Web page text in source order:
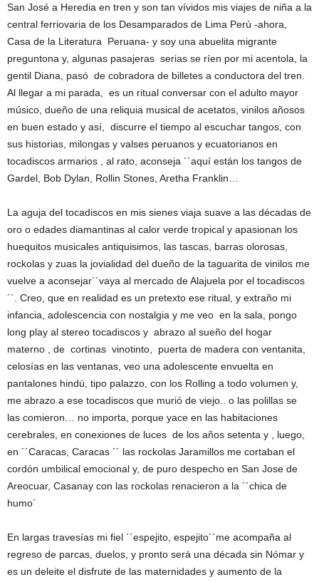
San José a Heredia en tren y son tan vívidos mis viajes de niña a la
central ferriovaria de los Desamparados de Lima Perú -ahora,
Casa de la Literatura Peruana- y soy una abuelita migrante
preguntona y, algunas pasajeras serias se ríen por mi acentola, la
gentil Diana, pasó de cobradora de billetes a conductora del tren.
Al llegar a mi parada, es un ritual conversar con el adulto mayor
músico, dueño de una reliquia musical de acetatos, vinilos añosos
en buen estado y así, discurre el tiempo al escuchar tangos, con
sus historias, milongas y valses peruanos y ecuatorianos en
tocadiscos armarios , al rato, aconseja ´´aquí están los tangos de
Gardel, Bob Dylan, Rollin Stones, Aretha Franklin…
La aguja del tocadiscos en mis sienes viaja suave a las décadas de
oro o edades diamantinas al calor verde tropical y apasionan los
huequitos musicales antiquisimos, las tascas, barras olorosas,
rockolas y zuas la jovialidad del dueño de la taguarita de vinilos me
vuelve a aconsejar´´vaya al mercado de Alajuela por el tocadiscos
´´. Creo, que en realidad es un pretexto ese ritual, y extraño mi
infancia, adolescencia con nostalgia y me veo en la sala, pongo
long play al stereo tocadiscos y abrazo al sueño del hogar
materno , de cortinas vinotinto, puerta de madera con ventanita,
celosías en las ventanas, veo una adolescente envuelta en
pantalones hindú, tipo palazzo, con los Rolling a todo volumen y,
me abrazo a ese tocadiscos que murió de viejo.. o las polillas se
las comieron… no importa, porque yace en las habitaciones
cerebrales, en conexiones de luces de los años setenta y , luego,
en ´´Caracas, Caracas ´´ las rockolas Jaramillos me cortaban el
cordón umbilical emocional y, de puro despecho en San Jose de
Areocuar, Casanay con las rockolas renacieron a la ´´chica de
humo´
En largas travesías mi fiel ´´espejito, espejito´´me acompaña al
regreso de parcas, duelos, y pronto será una década sin Nómar y
es un deleite el disfrute de las maternidades y aumento de la